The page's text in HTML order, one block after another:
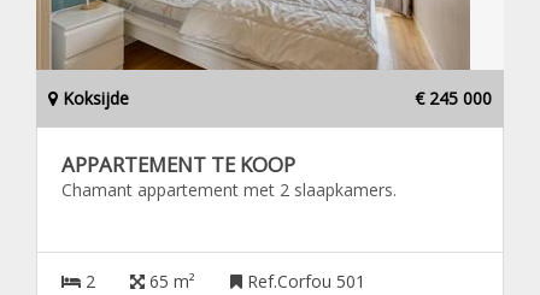
Koksijde € 245 000
APPARTEMENT TE KOOP
Chamant appartement met 2 slaapkamers.
2 65 m² Ref.Corfou 501